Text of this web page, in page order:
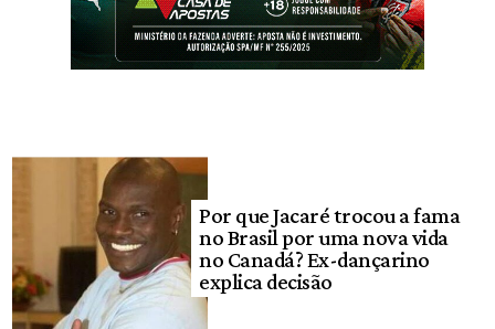
Por que Jacaré trocou a fama
no Brasil por uma nova vida
no Canadá? Ex-dançarino
explica decisão